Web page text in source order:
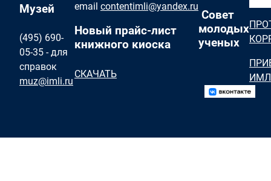
Музей
(495) 690-
05-35 - для
справок
muz@imli.ru
email contentimli@yandex.ru
Новый прайс-лист
книжного киоска
СКАЧАТЬ
Совет
молодых
ученых